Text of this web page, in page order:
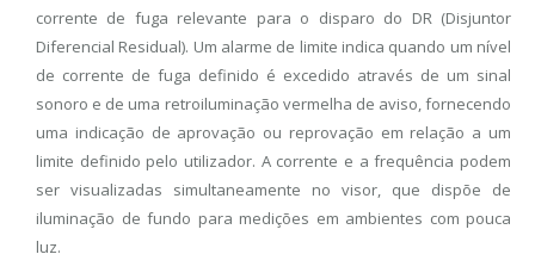
corrente de fuga relevante para o disparo do DR (Disjuntor
Diferencial Residual). Um alarme de limite indica quando um nível
de corrente de fuga definido é excedido através de um sinal
sonoro e de uma retroiluminação vermelha de aviso, fornecendo
uma indicação de aprovação ou reprovação em relação a um
limite definido pelo utilizador. A corrente e a frequência podem
ser visualizadas simultaneamente no visor, que dispõe de
iluminação de fundo para medições em ambientes com pouca
luz.